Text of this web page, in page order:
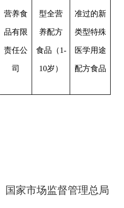
营养食
品有限
责任公
司
型全营
养配方
食品（1-
10岁）
准过的新
类型特殊
医学用途
配方食品
国家市场监督管理总局